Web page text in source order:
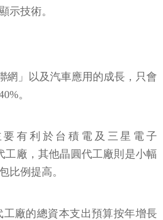
示技術。
網」以及汽車應用的成長，只會
。
有利於台積電及三星電子
工廠，其他晶圓代工廠則是小幅
比例提高。
工廠的總資本支出預算按年增長